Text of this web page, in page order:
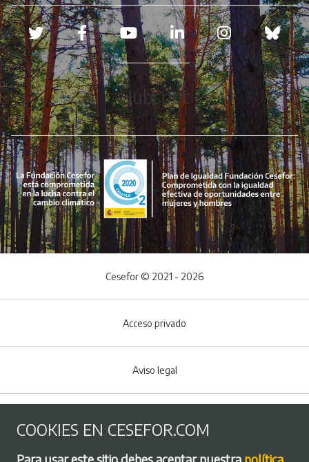
Redes sociales
Hubspot
Menú del pie
Cesefor © 2021 - 2026
Acceso privado
Aviso legal
COOKIES EN CESEFOR.COM